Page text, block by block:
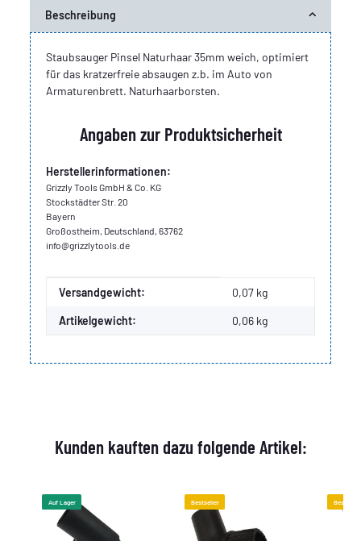
Beschreibung
Staubsauger Pinsel Naturhaar 35mm weich, optimiert
für das kratzerfreie absaugen z.b. im Auto von
Armaturenbrett. Naturhaarborsten.
Angaben zur Produktsicherheit
Herstellerinformationen:
Grizzly Tools GmbH & Co. KG
Stockstädter Str. 20
Bayern
Großostheim, Deutschland, 63762
info@grizzlytools.de
Produkteigenschaft
Wert
Versandgewicht: 0,07 kg
Artikelgewicht: 0,06 kg
Kunden kauften dazu folgende Artikel:
Auf Lager Bestseller Bestseller